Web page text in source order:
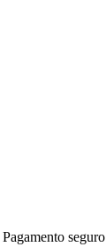
Pagamento seguro